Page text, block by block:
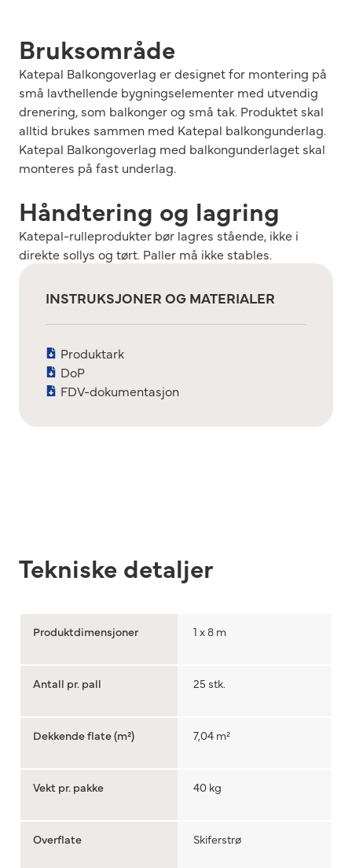
INSTRUKSJONER OG MATERIALER
Produktark
DoP
FDV-dokumentasjon
Bruksområde
Katepal Balkongoverlag er designet for montering på
små lavthellende bygningselementer med utvendig
drenering, som balkonger og små tak. Produktet skal
alltid brukes sammen med Katepal balkongunderlag.
Katepal Balkongoverlag med balkongunderlaget skal
monteres på fast underlag.
Håndtering og lagring
Katepal-rulleprodukter bør lagres stående, ikke i
direkte sollys og tørt. Paller må ikke stables.
Tekniske detaljer
Produktdimensjoner 1 x 8 m
Antall pr. pall 25 stk.
Dekkende flate (m²) 7,04 m²
Vekt pr. pakke 40 kg
Overflate Skiferstrø